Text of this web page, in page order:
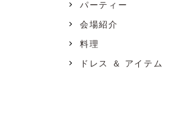
パーティー
会場紹介
料理
ドレス ＆ アイテム